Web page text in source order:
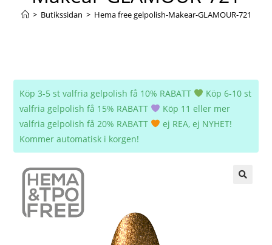
> Butikssidan > Hema free gelpolish-Makear-GLAMOUR-721
Köp 3-5 st valfria gelpolish få 10% RABATT
Köp 6-10 st
valfria gelpolish få 15% RABATT
Köp 11 eller mer
valfria gelpolish få 20% RABATT
ej REA, ej NYHET!
Kommer automatisk i korgen!